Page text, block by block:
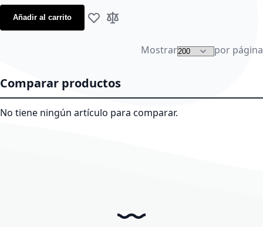
Añadir al carrito Añadir a la Lista de Deseos
Añadir para comparar
Mostrar por página
Comparar productos
No tiene ningún artículo para comparar.